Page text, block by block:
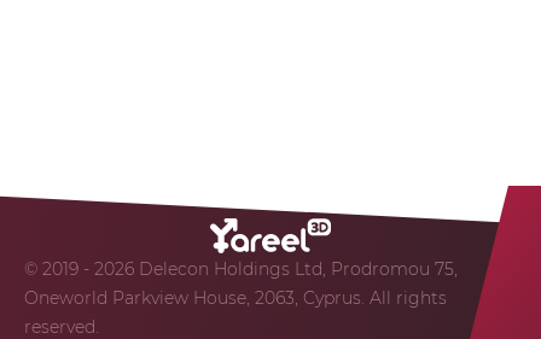
© 2019 - 2026 Delecon Holdings Ltd, Prodromou 75,
Oneworld Parkview House, 2063, Cyprus. All rights
reserved.